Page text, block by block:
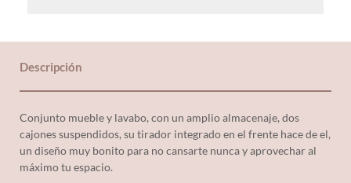
Descripción
Conjunto mueble y lavabo, con un amplio almacenaje, dos
cajones suspendidos, su tirador integrado en el frente hace de el,
un diseño muy bonito para no cansarte nunca y aprovechar al
máximo tu espacio.